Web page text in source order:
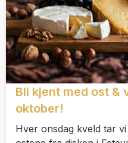
Bli kjent med ost &
oktober!
Hver onsdag kveld tar